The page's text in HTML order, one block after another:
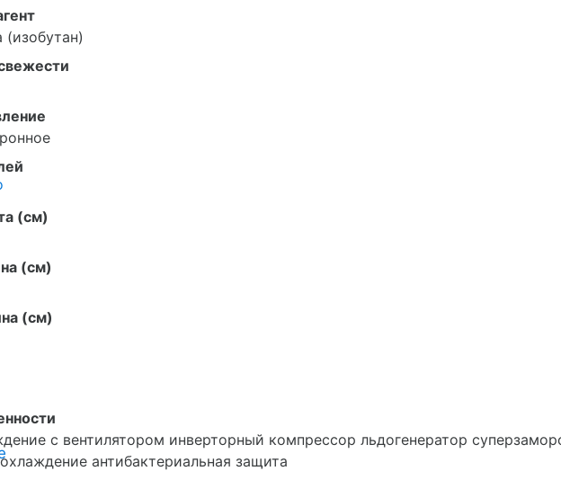
(изобутан)
(см)
(см)
(см)
с вентилятором инверторный компрессор льдогенератор
антибактериальная защита